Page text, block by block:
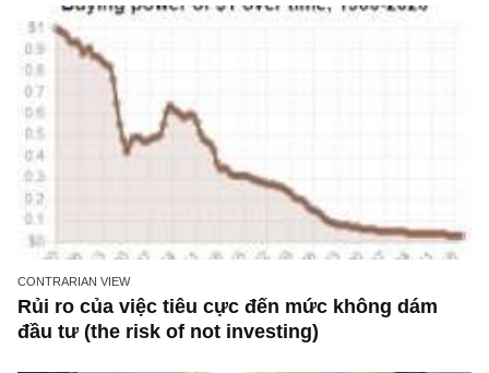
Quan điểm ngược chiều